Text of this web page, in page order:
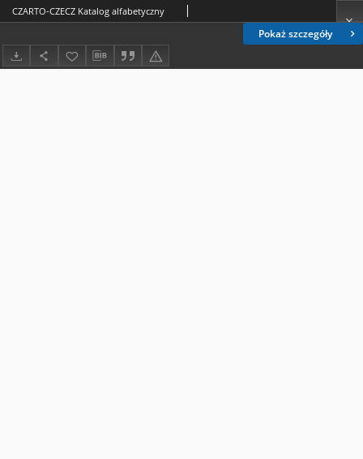
Pokaż szczegóły
CZARTO-CZECZ Katalog alfabetyczny